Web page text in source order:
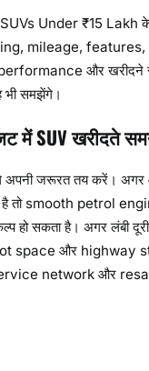
Under ₹15 Lakh के
mileage,
और खरीदने से
भी समझेंगे।
में SUV खरीदते
अपनी जरूरत तय करें।
है तो smooth petrol
हो सकता है। अगर लंबी दूरी
space और highway
network और resale